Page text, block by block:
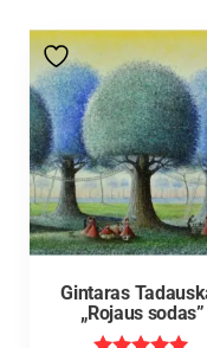
Gintaras
„Rojaus sodas”